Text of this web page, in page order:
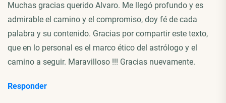
Muchas gracias querido Alvaro. Me llegó profundo y es
admirable el camino y el compromiso, doy fé de cada
palabra y su contenido. Gracias por compartir este texto,
que en lo personal es el marco ético del astrólogo y el
camino a seguir. Maravilloso !!! Gracias nuevamente.
Responder